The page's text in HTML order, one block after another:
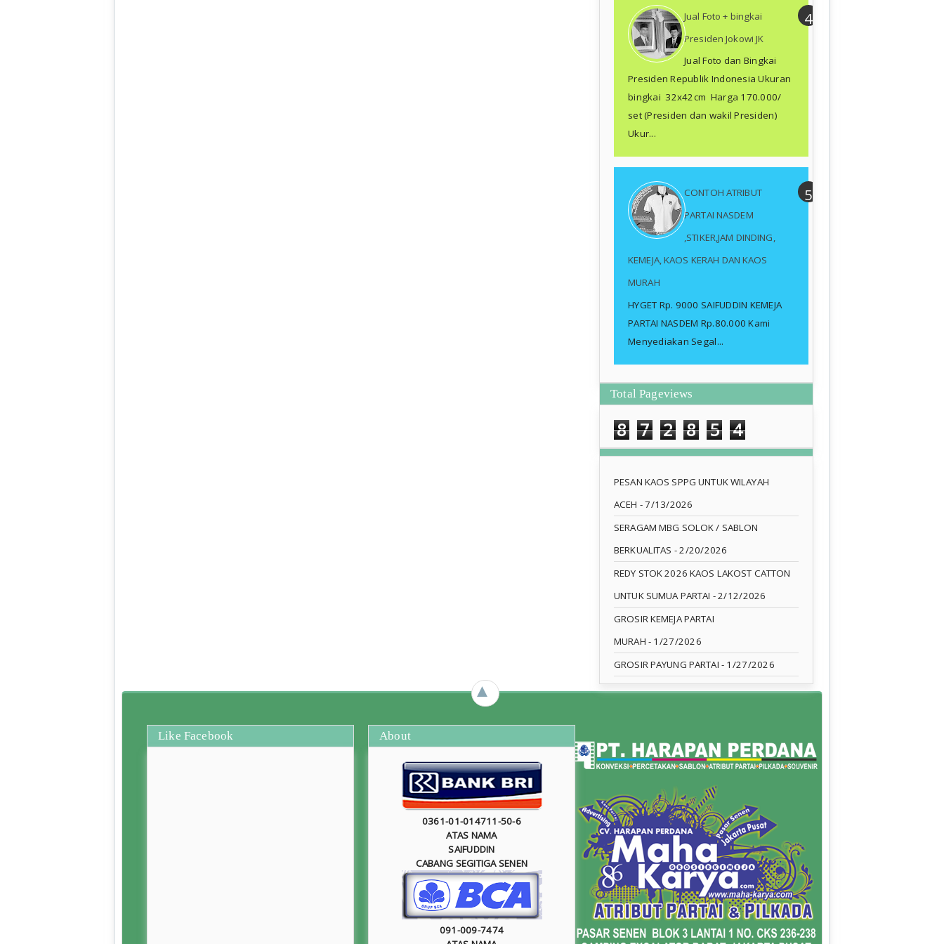
Jual Foto + bingkai
Presiden Jokowi JK
Jual Foto dan Bingkai
Presiden Republik Indonesia Ukuran
bingkai 32x42cm Harga 170.000/
set (Presiden dan wakil Presiden)
Ukur...
CONTOH ATRIBUT
PARTAI NASDEM
,STIKER,JAM DINDING,
KEMEJA, KAOS KERAH DAN KAOS
MURAH
HYGET Rp. 9000 SAIFUDDIN KEMEJA
PARTAI NASDEM Rp.80.000 Kami
Menyediakan Segal...
Total Pageviews
8 7 2 8 5 4
PESAN KAOS SPPG UNTUK WILAYAH
ACEH - 7/13/2026
SERAGAM MBG SOLOK / SABLON
BERKUALITAS - 2/20/2026
REDY STOK 2026 KAOS LAKOST CATTON
UNTUK SUMUA PARTAI - 2/12/2026
GROSIR KEMEJA PARTAI
MURAH - 1/27/2026
GROSIR PAYUNG PARTAI - 1/27/2026
►
Like Facebook About
0361-01-014711-50-6
ATAS NAMA
SAIFUDDIN
CABANG SEGITIGA SENEN
091-009-7474